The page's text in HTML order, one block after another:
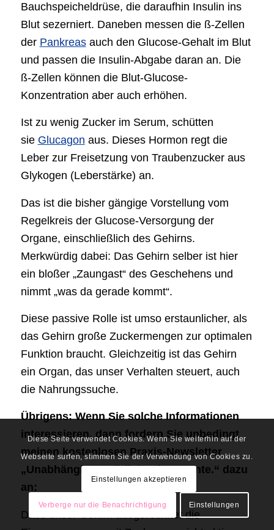
Bauchspeicheldrüse, die daraufhin Insulin ins
Blut sezerniert. Daneben messen die ß-Zellen
der Pankreasauch den Glucose-Gehalt im Blut
und passen die Insulin-Abgabe daran an. Die
ß-Zellen können die Blut-Glucose-
Konzentration aber auch erhöhen.
Ist zu wenig Zucker im Serum, schütten
sie Glucagon aus. Dieses Hormon regt die
Leber zur Freisetzung von Traubenzucker aus
Glykogen (Leberstärke) an.
Das ist die bisher gängige Vorstellung vom
Regelkreis der Glucose-Versorgung der
Organe, einschließlich des Gehirns.
Merkwürdig dabei: Das Gehirn selber ist hier
ein bloßer „Zaungast“ des Geschehens und
nimmt „was da gerade kommt“.
Diese passive Rolle ist umso erstaunlicher, als
das Gehirn große Zuckermengen zur optimalen
Funktion braucht. Gleichzeitig ist das Gehirn
ein Organ, das unser Verhalten steuert, auch
die Nahrungssuche.
Übrigens: Wenn Sie solche Informationen
interessieren, dann fordern Sie unbedingt
meinen kostenlosen Praxis-Newsletter
„Unabhängig. Natürlich. Klare Kante.“ dazu
an:
Dass unser Gehirn ausgerechnet die
Diese Seite verwendet Cookies. Wenn Sie weiterhin auf der
Webseite surfen, stimmen Sie der Verwendung von Cookies zu.
Einstellungen akzeptieren
Verberge nur die Benachrichtigung Einstellungen